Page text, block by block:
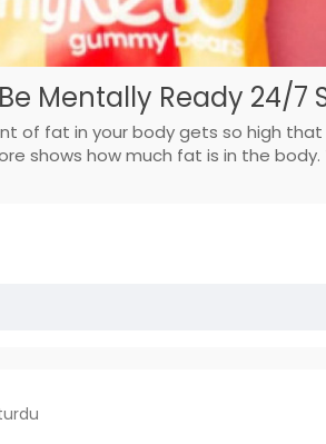
Mentally Ready 24/7
of fat in your body gets so high
shows how much fat is in the